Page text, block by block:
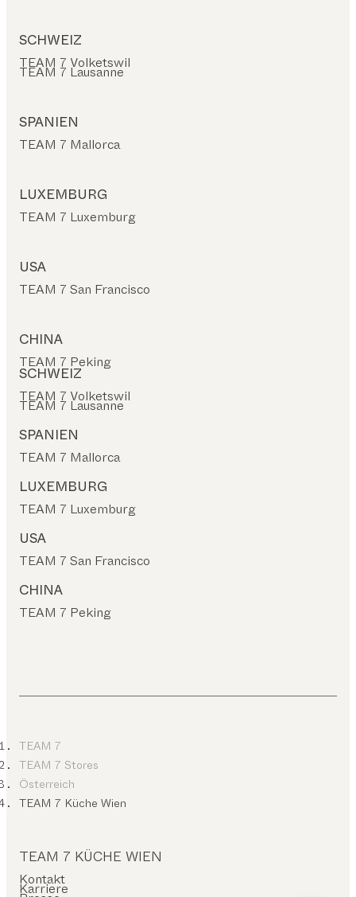
SCHWEIZ
TEAM 7 Volketswil
TEAM 7 Lausanne
SPANIEN
TEAM 7 Mallorca
LUXEMBURG
TEAM 7 Luxemburg
USA
TEAM 7 San Francisco
CHINA
TEAM 7 Peking
SCHWEIZ
TEAM 7 Volketswil
TEAM 7 Lausanne
SPANIEN
TEAM 7 Mallorca
LUXEMBURG
TEAM 7 Luxemburg
USA
TEAM 7 San Francisco
CHINA
TEAM 7 Peking
TEAM 7
TEAM 7 Stores
Österreich
TEAM 7 Küche Wien
TEAM 7 KÜCHE WIEN
Kontakt
Karriere